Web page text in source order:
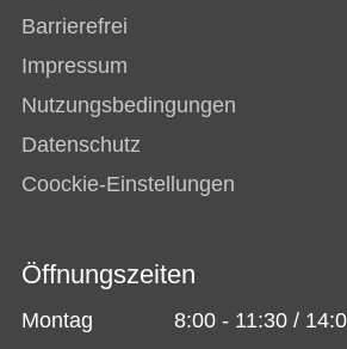
Barrierefrei
Impressum
Nutzungsbedingungen
Datenschutz
Coockie-Einstellungen
Öffnungszeiten
Montag
8:00 - 11:30 /